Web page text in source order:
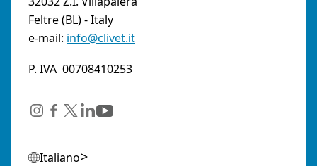
Feltre (BL) - Italy
e-mail: info@clivet.it
P. IVA 00708410253
Italiano